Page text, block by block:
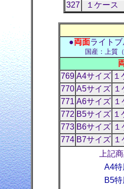
327
１ケー
●両面ライト
国産：上質
769 A4サイズ
770 A5サイズ
771 A6サイズ
772 B5サイズ
773 B6サイズ
774 B7サイズ
上記
A4特
B5